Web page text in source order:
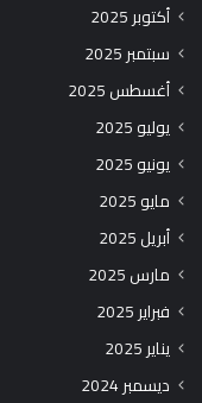
أكتوبر 2025
سبتمبر 2025
أغسطس 2025
يوليو 2025
يونيو 2025
مايو 2025
أبريل 2025
مارس 2025
فبراير 2025
يناير 2025
ديسمبر 2024